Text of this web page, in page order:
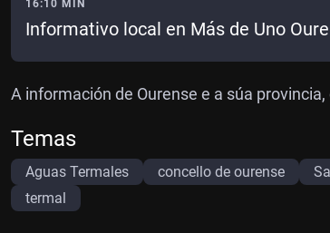
16:10 MIN
Informativo local en Más de Uno
A información de Ourense e a súa
Temas
Aguas Termales concello de ourense
termal